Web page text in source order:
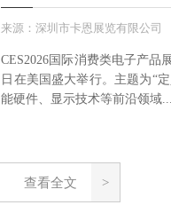
来源：深圳市卡恩展览有限公司
CES2026国际消费类电子产品
日在美国盛大举行。主题为“
能硬件、显示技术等前沿领域...
查看全文